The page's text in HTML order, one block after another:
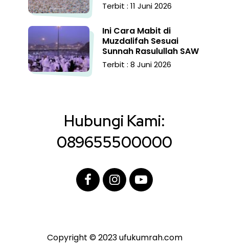
Terbit : 11 Juni 2026
Ini Cara Mabit di
Muzdalifah Sesuai
Sunnah Rasulullah SAW
Terbit : 8 Juni 2026
Hubungi Kami:
089655500000
Copyright © 2023 ufukumrah.com